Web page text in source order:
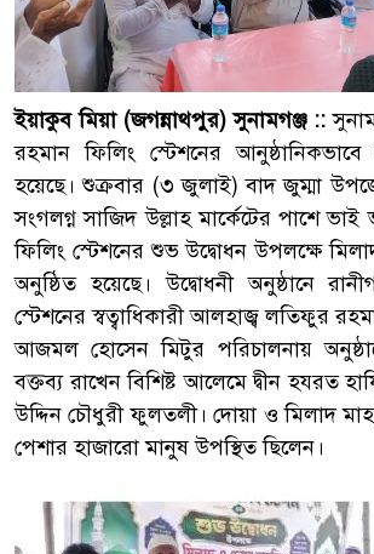
ইয়াকুব মিয়া (জগন্নাথপুর) সুনামগঞ্জ ::
রহমান ফিলিং স্টেশনের
হয়েছে। শুক্রবার (৩ জুলাই) বাদ জুম্মা
সংগলগ্ন সাজিদ উল্লাহ মার্কেটের পাশে ভাই
ফিলিং স্টেশনের শুভ উদ্বোধন উপলক্ষে
অনুষ্ঠিত হয়েছে। উদ্বোধনী অনুষ্ঠানে
স্টেশনের স্বত্বাধিকারী আলহাজ্ব লতিফুর
আজমল হোসেন মিটুর পরিচালনায়
বক্তব্য রাখেন বিশিষ্ট আলেমে দ্বীন হযরত
উদ্দিন চৌধুরী ফুলতলী। দোয়া ও মিলাদ
পেশার হাজারো মানুষ উপস্থিত ছিলেন।